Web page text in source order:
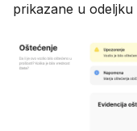
prikazane u odeljku